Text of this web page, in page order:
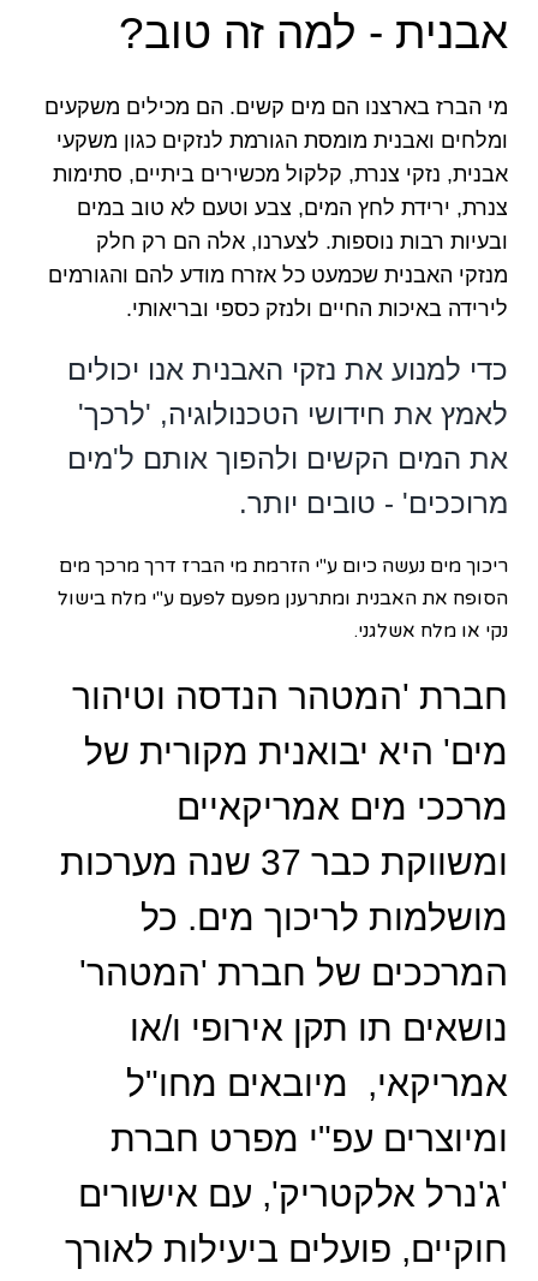
אבנית - למה זה טוב?
מי הברז בארצנו הם מים קשים. הם מכילים משקעים
ומלחים ואבנית מומסת הגורמת לנזקים כגון משקעי
אבנית, נזקי צנרת, קלקול מכשירים ביתיים, סתימות
צנרת, ירידת לחץ המים, צבע וטעם לא טוב במים
ובעיות רבות נוספות. לצערנו, אלה הם רק חלק
מנזקי האבנית שכמעט כל אזרח מודע להם והגורמים
לירידה באיכות החיים ולנזק כספי ובריאותי.
כדי למנוע את נזקי האבנית אנו יכולים
לאמץ את חידושי הטכנולוגיה, 'לרכך'
את המים הקשים ולהפוך אותם ל'מים
מרוככים' - טובים יותר.
ריכוך מים נעשה כיום ע"י הזרמת מי הברז דרך מרכך מים
הסופח את האבנית ומתרענן מפעם לפעם ע"י מלח בישול
נקי או מלח אשלגני.
חברת 'המטהר הנדסה וטיהור
מים' היא יבואנית מקורית של
מרככי מים אמריקאיים
ומשווקת כבר 37 שנה מערכות
מושלמות לריכוך מים. כל
המרככים של חברת 'המטהר'
נושאים תו תקן אירופי ו/או
אמריקאי, מיובאים מחו"ל
ומיוצרים עפ"י מפרט חברת
'ג'נרל אלקטריק', עם אישורים
חוקיים, פועלים ביעילות לאורך